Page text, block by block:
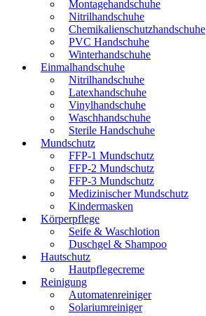
Montagehandschuhe
Nitrilhandschuhe
Chemikalienschutzhandschuhe
PVC Handschuhe
Winterhandschuhe
Einmalhandschuhe
Nitrilhandschuhe
Latexhandschuhe
Vinylhandschuhe
Waschhandschuhe
Sterile Handschuhe
Mundschutz
FFP-1 Mundschutz
FFP-2 Mundschutz
FFP-3 Mundschutz
Medizinischer Mundschutz
Kindermasken
Körperpflege
Seife & Waschlotion
Duschgel & Shampoo
Hautschutz
Hautpflegecreme
Reinigung
Automatenreiniger
Solariumreiniger